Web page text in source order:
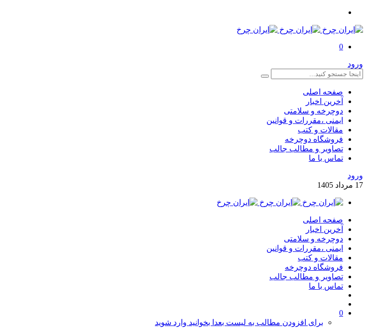
0
ورود
صفحه اصلی
آخرین اخبار
دوچرخه و سلامتی
ایمنی ،مقررات و قوانین
مقالات و کتب
فروشگاه دوچرخه
تصاویر و مطالب جالب
تماس با ما
ورود
17 مرداد 1405
صفحه اصلی
آخرین اخبار
دوچرخه و سلامتی
ایمنی ،مقررات و قوانین
مقالات و کتب
فروشگاه دوچرخه
تصاویر و مطالب جالب
تماس با ما
0
برای افزودن مطالب به لیست بعدا بخوانید وارد شوید